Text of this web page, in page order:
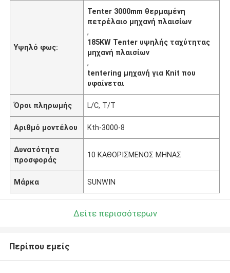
Υψηλό φως:
Tenter 3000mm θερμαμένη
πετρέλαιο μηχανή πλαισίων
,
185KW Tenter υψηλής ταχύτητας
μηχανή πλαισίων
,
tentering μηχανή για Knit που
υφαίνεται
Όροι πληρωμής L/C, T/T
Αριθμό μοντέλου Kth-3000-8
Δυνατότητα
προσφοράς
10 ΚΑΘΟΡΙΣΜΕΝΟΣ ΜΗΝΑΣ
Μάρκα SUNWIN
Δείτε περισσότερων
Περίπου εμείς